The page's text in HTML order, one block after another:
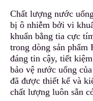
Chất lượng nước
bị ô nhiễm bởi vi
khuẩn bằng tia cực
trong dòng sản phẩm
đáng tin cậy, tiết
bảo vệ nước uống
đã được thiết kế và
chất lượng luôn sẵn